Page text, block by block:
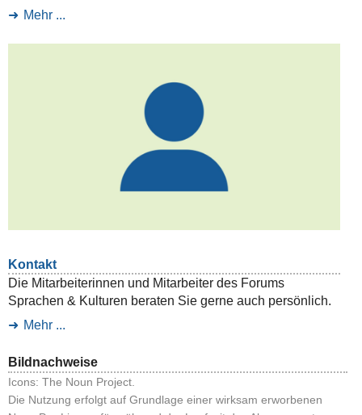
Mehr ...
Kontakt
Die Mitarbeiterinnen und Mitarbeiter des Forums
Sprachen & Kulturen beraten Sie gerne auch persönlich.
Mehr ...
Bildnachweise
Icons: The Noun Project.
Die Nutzung erfolgt auf Grundlage einer wirksam erworbenen